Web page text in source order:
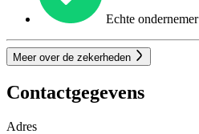
Echte ondernemer
Meer over de zekerheden
Contactgegevens
Adres